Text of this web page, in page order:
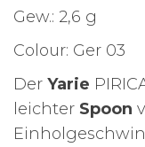
Gew.: 2,6 g
Colour: Ger 03
Der Yarie
leichter Spoon